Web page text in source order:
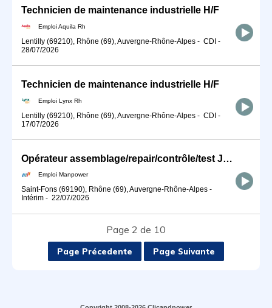
Technicien de maintenance industrielle H/F
Emploi Aquila Rh
Lentilly (69210), Rhône (69), Auvergne-Rhône-Alpes - CDI -
28/07/2026
Technicien de maintenance industrielle H/F
Emploi Lynx Rh
Lentilly (69210), Rhône (69), Auvergne-Rhône-Alpes - CDI -
17/07/2026
Opérateur assemblage/repair/contrôle/test Journée, St Fons (69) (H/F)
Emploi Manpower
Saint-Fons (69190), Rhône (69), Auvergne-Rhône-Alpes -
Intérim - 22/07/2026
Page 2 de 10
Page Précedente Page Suivante